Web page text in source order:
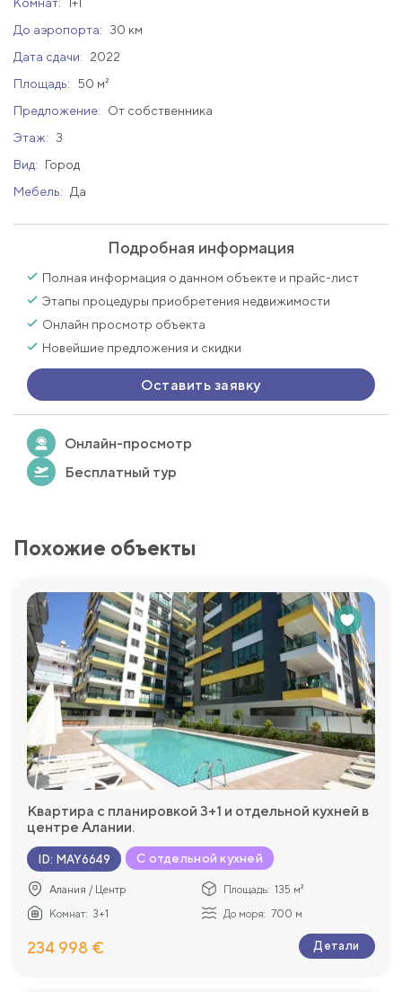
До аэропорта:
30 км
Дата сдачи:
2022
Площадь:
50 м²
Предложение:
От собственника
Этаж:
3
Вид:
Город
Мебель:
Да
Подробная информация
Полная информация о данном объекте и прайс-лист
Этапы процедуры приобретения недвижимости
Онлайн просмотр объекта
Новейшие предложения и скидки
Оставить заявку
Онлайн-просмотр
Бесплатный тур
Похожие объекты
Квартира с планировкой 3+1 и отдельной кухней в
центре Алании.
ID: MAY6649 С отдельной кухней
Алания / Центр Площадь: 135 м²
Комнат: 3+1 До моря: 700 м
234 998 € Детали